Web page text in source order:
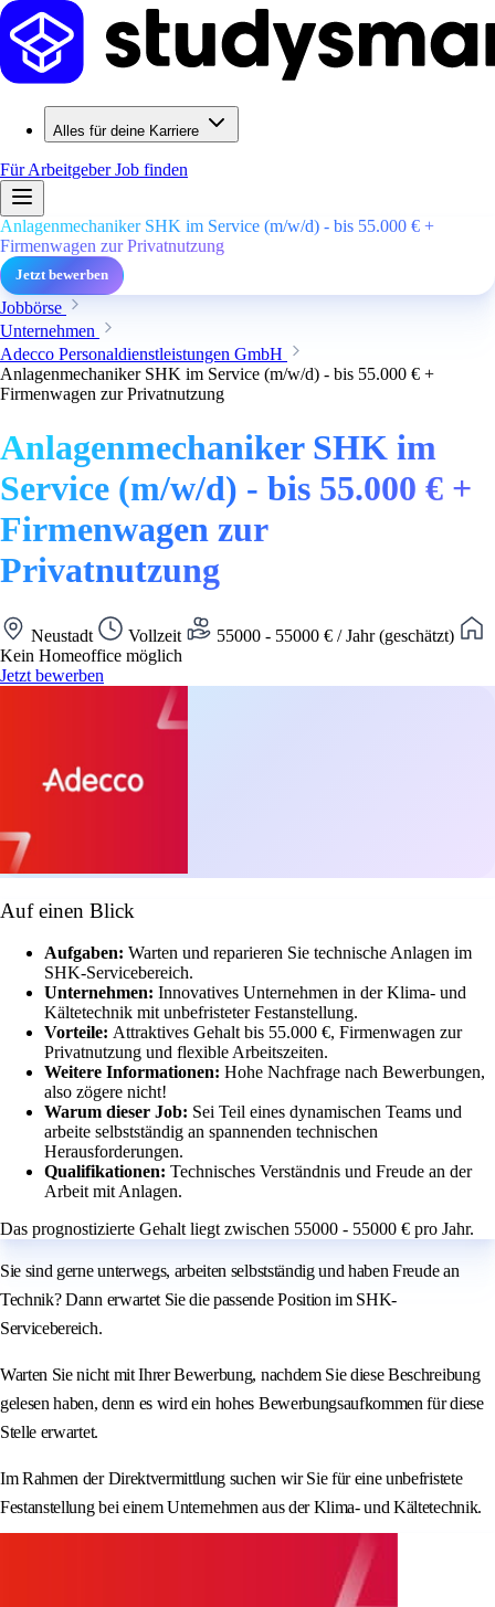
Alles für deine Karriere
Für ArbeitgeberJob finden
Anlagenmechaniker SHK im Service (m/w/d) - bis 55.000 € +
Firmenwagen zur Privatnutzung
Jetzt bewerben
Jobbörse
Unternehmen
Adecco Personaldienstleistungen GmbH
Anlagenmechaniker SHK im Service (m/w/d) - bis 55.000 € +
Firmenwagen zur Privatnutzung
Anlagenmechaniker SHK im
Service (m/w/d) - bis 55.000 € +
Firmenwagen zur
Privatnutzung
Neustadt Vollzeit
55000 - 55000 € / Jahr (geschätzt)
Kein Homeoffice möglich
Jetzt bewerben
Auf einen Blick
Aufgaben: Warten und reparieren Sie technische Anlagen im
SHK-Servicebereich.
Unternehmen: Innovatives Unternehmen in der Klima- und
Kältetechnik mit unbefristeter Festanstellung.
Vorteile: Attraktives Gehalt bis 55.000 €, Firmenwagen zur
Privatnutzung und flexible Arbeitszeiten.
Weitere Informationen: Hohe Nachfrage nach Bewerbungen,
also zögere nicht!
Warum dieser Job: Sei Teil eines dynamischen Teams und
arbeite selbstständig an spannenden technischen
Herausforderungen.
Qualifikationen: Technisches Verständnis und Freude an der
Arbeit mit Anlagen.
Das prognostizierte Gehalt liegt zwischen 55000 - 55000 € pro Jahr.
Sie sind gerne unterwegs, arbeiten selbstständig und haben Freude an
Technik? Dann erwartet Sie die passende Position im SHK-
Servicebereich.
Warten Sie nicht mit Ihrer Bewerbung, nachdem Sie diese Beschreibung
gelesen haben, denn es wird ein hohes Bewerbungsaufkommen für diese
Stelle erwartet.
Im Rahmen der Direktvermittlung suchen wir Sie für eine unbefristete
Festanstellung bei einem Unternehmen aus der Klima- und Kältetechnik.